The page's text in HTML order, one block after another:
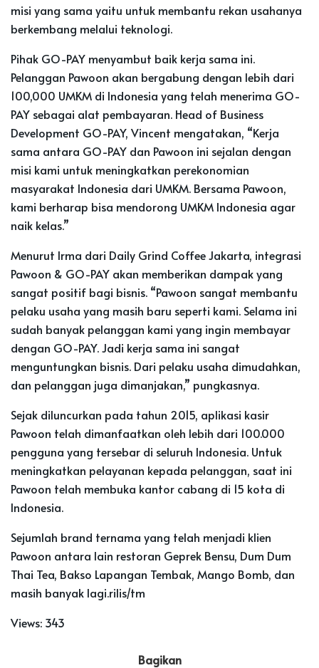
misi yang sama yaitu untuk membantu rekan usahanya
berkembang melalui teknologi.
Pihak GO-PAY menyambut baik kerja sama ini.
Pelanggan Pawoon akan bergabung dengan lebih dari
100,000 UMKM di Indonesia yang telah menerima GO-
PAY sebagai alat pembayaran. Head of Business
Development GO-PAY, Vincent mengatakan, “Kerja
sama antara GO-PAY dan Pawoon ini sejalan dengan
misi kami untuk meningkatkan perekonomian
masyarakat Indonesia dari UMKM. Bersama Pawoon,
kami berharap bisa mendorong UMKM Indonesia agar
naik kelas.”
Menurut Irma dari Daily Grind Coffee Jakarta, integrasi
Pawoon & GO-PAY akan memberikan dampak yang
sangat positif bagi bisnis. “Pawoon sangat membantu
pelaku usaha yang masih baru seperti kami. Selama ini
sudah banyak pelanggan kami yang ingin membayar
dengan GO-PAY. Jadi kerja sama ini sangat
menguntungkan bisnis. Dari pelaku usaha dimudahkan,
dan pelanggan juga dimanjakan,” pungkasnya.
Sejak diluncurkan pada tahun 2015, aplikasi kasir
Pawoon telah dimanfaatkan oleh lebih dari 100.000
pengguna yang tersebar di seluruh Indonesia. Untuk
meningkatkan pelayanan kepada pelanggan, saat ini
Pawoon telah membuka kantor cabang di 15 kota di
Indonesia.
Sejumlah brand ternama yang telah menjadi klien
Pawoon antara lain restoran Geprek Bensu, Dum Dum
Thai Tea, Bakso Lapangan Tembak, Mango Bomb, dan
masih banyak lagi.rilis/tm
Views: 343
Bagikan